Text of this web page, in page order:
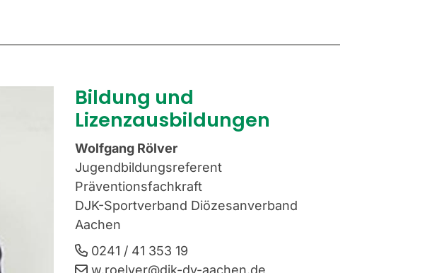
Bildung und
Lizenzausbildungen
Wolfgang Rölver
Jugendbildungsreferent
Präventionsfachkraft
DJK-Sportverband Diözesanverband
Aachen
0241 / 41 353 19
w.roelver@djk-dv-aachen.de